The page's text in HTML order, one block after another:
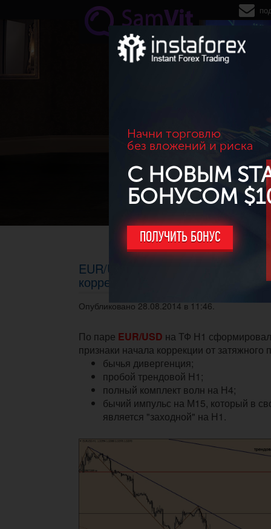
Перейти к основному содержанию
Начни торговлю
без вложений и риска
С НОВЫМ
БОНУСОМ
ПОЛУЧИТЬ БОНУС
EUR/USD. H1-D1, 28.08.2014г. -
коррекции
Опубликовано 28.08.2014 в 11:46.
По паре EUR/USD на ТФ Н1
признаки начала коррекции от затяжного
бычья дивергенция;
пробой трендовой Н1;
полный комплект волн на Н4;
бычий импульс на М15, который в
является "заходной" на Н1.